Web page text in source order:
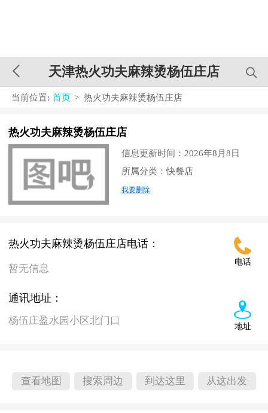
天津热火功夫麻辣烫杨伍庄店
当前位置: 首页 > 热火功夫麻辣烫杨伍庄店
热火功夫麻辣烫杨伍庄店
信息更新时间：2026年8月8日
所属分类：快餐店
我要删除
电话
热火功夫麻辣烫杨伍庄店电话：
暂无信息
地址
通讯地址：
杨伍庄盈水园小区北门口
查看地图 搜索周边 到达这里 从这出发